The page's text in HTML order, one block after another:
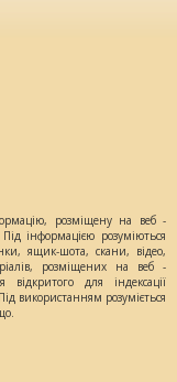
розміщену на веб -
інформацією розуміються
ящик-шота, скани, відео,
розміщених на веб -
відкритого для індексації
використанням розуміється